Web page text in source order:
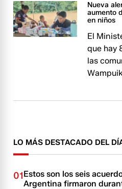
Nueva
aumento
en niños
El
que hay
las
LO MÁS DESTACADO DEL
01Estos son los seis
Argentina firmaron